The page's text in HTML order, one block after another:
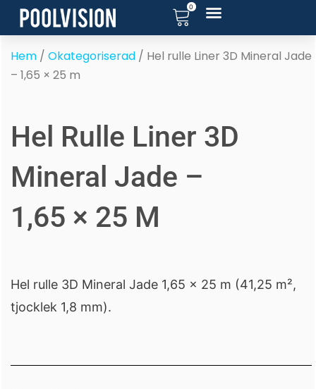
Hoppa
till
innehåll
0
Hem / Okategoriserad / Hel rulle Liner 3D Mineral Jade
– 1,65 × 25 m
Hel Rulle Liner 3D
Mineral Jade –
1,65 × 25 M
Hel rulle 3D Mineral Jade 1,65 × 25 m (41,25 m²,
tjocklek 1,8 mm).